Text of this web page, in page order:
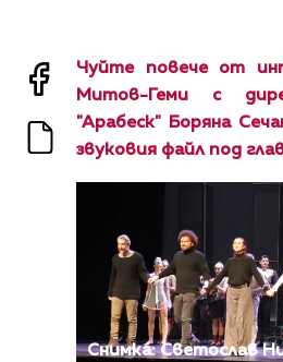
Чуйте повече от
Митов-Геми с
"Арабеск" Боряна
звуковия файл под
Снимка: Светослав